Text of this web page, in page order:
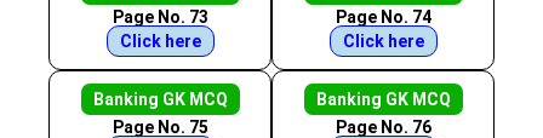
Page No. 73
Click here
Page No. 74
Click here
Banking GK MCQ
Page No. 75
Banking GK MCQ
Page No. 76